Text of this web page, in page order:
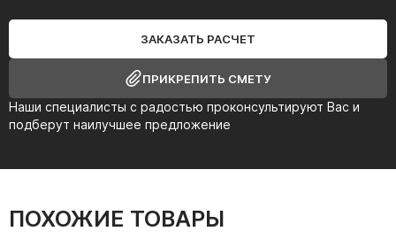
Наши специалисты с радостью проконсультируют Вас и
подберут наилучшее предложение
ЗАКАЗАТЬ РАСЧЕТ
ПРИКРЕПИТЬ СМЕТУ
ПОХОЖИЕ ТОВАРЫ